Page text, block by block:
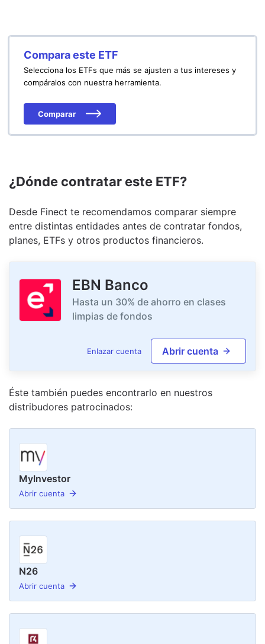
Compara este ETF
Selecciona los ETFs que más se ajusten a tus intereses y
compáralos con nuestra herramienta.
Comparar
¿Dónde contratar este ETF?
Desde Finect te recomendamos comparar siempre
entre distintas entidades antes de contratar fondos,
planes, ETFs y otros productos financieros.
EBN Banco
Hasta un 30% de ahorro en clases
limpias de fondos
Enlazar cuenta Abrir cuenta
Éste también puedes encontrarlo en nuestros
distribudores patrocinados:
MyInvestor
Abrir cuenta
N26
Abrir cuenta